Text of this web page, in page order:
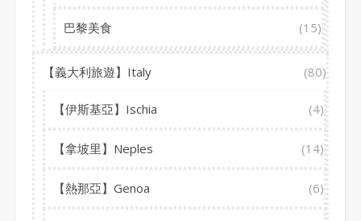
巴黎美食 (15)
【義大利旅遊】Italy (80)
【伊斯基亞】Ischia (4)
【拿坡里】Neples (14)
【熱那亞】Genoa (6)